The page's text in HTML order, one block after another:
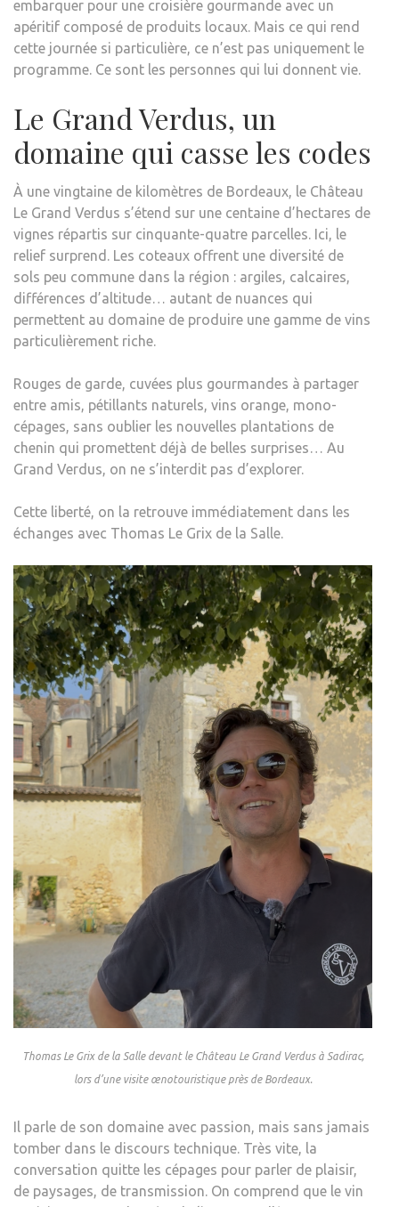
embarquer pour une croisière gourmande avec un
apéritif composé de produits locaux. Mais ce qui rend
cette journée si particulière, ce n’est pas uniquement le
programme. Ce sont les personnes qui lui donnent vie.
Le Grand Verdus, un
domaine qui casse les codes
À une vingtaine de kilomètres de Bordeaux, le Château
Le Grand Verdus s’étend sur une centaine d’hectares de
vignes répartis sur cinquante-quatre parcelles. Ici, le
relief surprend. Les coteaux offrent une diversité de
sols peu commune dans la région : argiles, calcaires,
différences d’altitude… autant de nuances qui
permettent au domaine de produire une gamme de vins
particulièrement riche.
Rouges de garde, cuvées plus gourmandes à partager
entre amis, pétillants naturels, vins orange, mono-
cépages, sans oublier les nouvelles plantations de
chenin qui promettent déjà de belles surprises… Au
Grand Verdus, on ne s’interdit pas d’explorer.
Cette liberté, on la retrouve immédiatement dans les
échanges avec Thomas Le Grix de la Salle.
Thomas Le Grix de la Salle devant le Château Le Grand Verdus à Sadirac,
lors d’une visite œnotouristique près de Bordeaux.
Il parle de son domaine avec passion, mais sans jamais
tomber dans le discours technique. Très vite, la
conversation quitte les cépages pour parler de plaisir,
de paysages, de transmission. On comprend que le vin